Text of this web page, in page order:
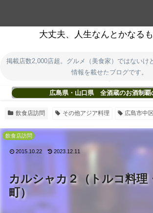
大丈夫、人生なんとかなるも
掲載店数2,000店超。グルメ（美食家）ではないけ
情報を載せたブログです。
広島県・山口県 全酒蔵のお酒制覇
飲食店訪問 その他アジア料理 広島市中区
カルシャカ２（トルコ料理
町）
飲食店訪問
2015.10.22 2023.12.11